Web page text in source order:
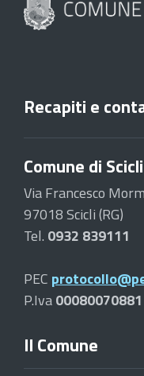
Recapiti e
Comune di Scicli
Via Francesco
97018 Scicli (RG)
Tel. 0932 839111
PEC
P.Iva00080070881
Il Comune